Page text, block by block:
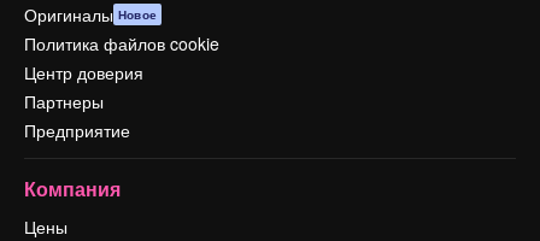
Оригиналы Новое
Политика файлов cookie
Центр доверия
Партнеры
Предприятие
Компания
Цены